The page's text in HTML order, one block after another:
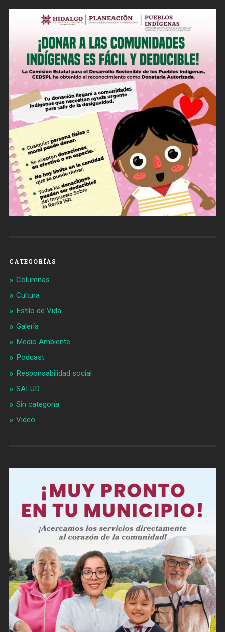
CATEGORÍAS
Columnas
Cultura
Estilo de Vida
Galería
Medio Ambiente
Podcast
Responsabilidad social
SALUD
Sin categoría
Video